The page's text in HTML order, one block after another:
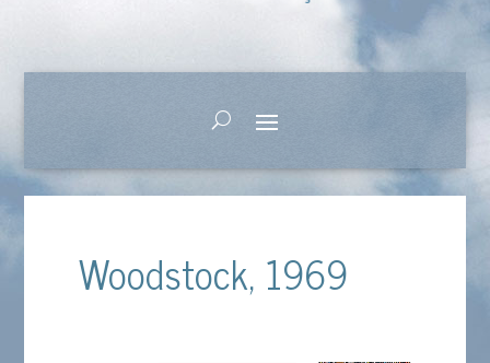
Woodstock, 1969